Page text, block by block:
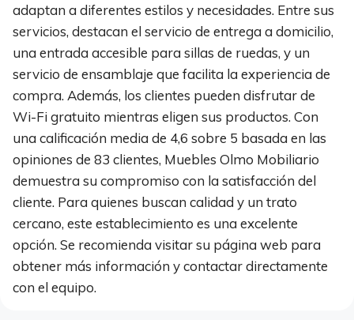
adaptan a diferentes estilos y necesidades. Entre sus
servicios, destacan el servicio de entrega a domicilio,
una entrada accesible para sillas de ruedas, y un
servicio de ensamblaje que facilita la experiencia de
compra. Además, los clientes pueden disfrutar de
Wi-Fi gratuito mientras eligen sus productos. Con
una calificación media de 4,6 sobre 5 basada en las
opiniones de 83 clientes, Muebles Olmo Mobiliario
demuestra su compromiso con la satisfacción del
cliente. Para quienes buscan calidad y un trato
cercano, este establecimiento es una excelente
opción. Se recomienda visitar su página web para
obtener más información y contactar directamente
con el equipo.